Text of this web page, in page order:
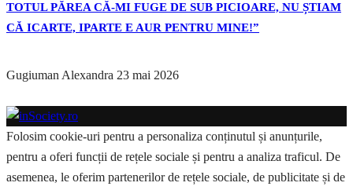
TOTUL PĂREA CĂ-MI FUGE DE SUB PICIOARE, NU ȘTIAM
CĂ ICARTE, IPARTE E AUR PENTRU MINE!”
Gugiuman Alexandra 23 mai 2026
Folosim cookie-uri pentru a personaliza conținutul și anunțurile,
pentru a oferi funcții de rețele sociale și pentru a analiza traficul. De
asemenea, le oferim partenerilor de rețele sociale, de publicitate și de